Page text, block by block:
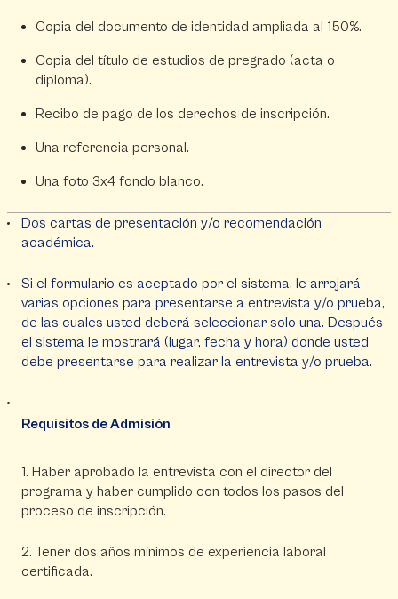
Copia del documento de identidad ampliada al 150%.
Copia del título de estudios de pregrado (acta o
diploma).
Recibo de pago de los derechos de inscripción.
Una referencia personal.
Una foto 3x4 fondo blanco.
Dos cartas de presentación y/o recomendación
académica.
Si el formulario es aceptado por el sistema, le arrojará
varias opciones para presentarse a entrevista y/o prueba,
de las cuales usted deberá seleccionar solo una. Después
el sistema le mostrará (lugar, fecha y hora) donde usted
debe presentarse para realizar la entrevista y/o prueba.
Requisitos de Admisión
1. Haber aprobado la entrevista con el director del
programa y haber cumplido con todos los pasos del
proceso de inscripción.
2. Tener dos años mínimos de experiencia laboral
certificada.